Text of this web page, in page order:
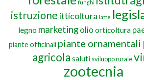
funghi
istruzione itticoltura latte
legno marketing olio orticoltura
piante officinali piante ornamentali
agricola saluti sviluppo rurale
zootecnia